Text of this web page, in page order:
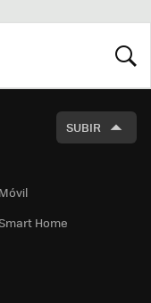
SUBIR
Home